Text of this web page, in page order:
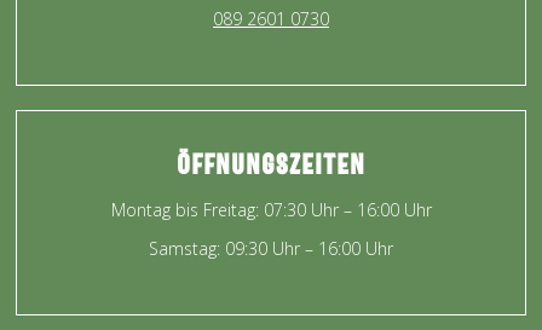
089 2601 0730
ÖFFNUnGSZEITEN
Montag bis Freitag: 07:30 Uhr – 16:00 Uhr
Samstag: 09:30 Uhr – 16:00 Uhr